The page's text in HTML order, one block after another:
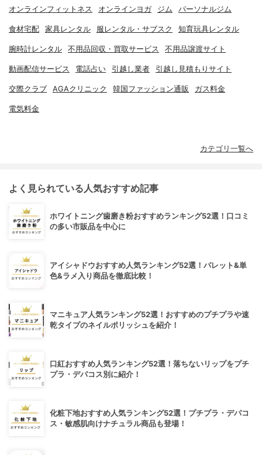
オンラインフィットネス オンラインヨガ ジム パーソナルジム
食材宅配 家具レンタル 服レンタル・サブスク 知育玩具レンタル
腕時計レンタル 不用品回収・買取サービス 不用品譲渡サイト
動画配信サービス 電話占い 引越し業者 引越し見積もりサイト
交際クラブ AGAクリニック 韓国ファッション通販 ガス料金
電気料金
カテゴリ一覧へ
よく見られている人気おすすめ記事
ホワイトニング歯磨き粉おすすめランキング52選！口コミ
の多い市販品を中心に
アイシャドウおすすめ人気ランキング52選！パレット&単
色&ラメ入り商品を徹底比較！
マニキュア人気ランキング52選！おすすめのプチプラや速
乾タイプのネイルポリッシュを紹介！
口紅おすすめ人気ランキング52選！落ちないリップをプチ
プラ・デパコス別に紹介！
化粧下地おすすめ人気ランキング52選！プチプラ・デパコ
ス・敏感肌向けナチュラル商品も登場！